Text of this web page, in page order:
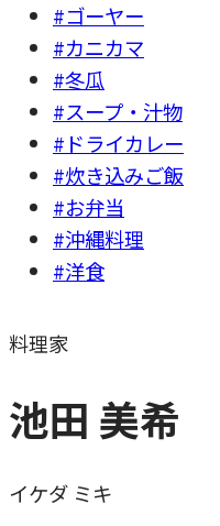
#ゴーヤー
#カニカマ
#冬瓜
#スープ・汁物
#ドライカレー
#炊き込みご飯
#お弁当
#沖縄料理
#洋食
料理家
池田 美希
イケダ ミキ